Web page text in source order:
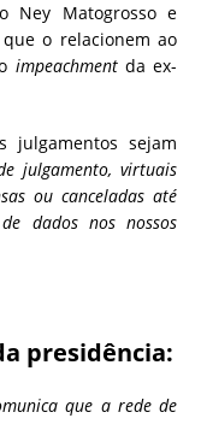
Ney Matogrosso e
que o relacionem ao
impeachment da ex-
sejam
julgamento, virtuais
ou canceladas até
dados nos nossos
presidência:
que a rede de